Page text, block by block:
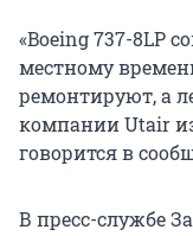
«Boeing 737-8LP
местному
ремонтируют, а
компании Utair
говорится в
В пресс-службе